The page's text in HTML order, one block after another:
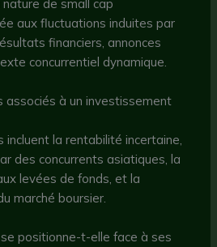
de small cap
aux fluctuations induites par
financiers, annonces
concurrentiel dynamique.
associés à un investissement
incluent la rentabilité incertaine,
des concurrents asiatiques, la
levées de fonds, et la
marché boursier.
positionne-t-elle face à ses